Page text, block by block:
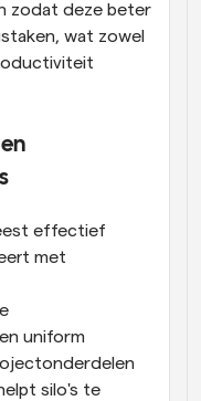
zodat deze beter
wat zowel
effectief
met
uniform
silo's te